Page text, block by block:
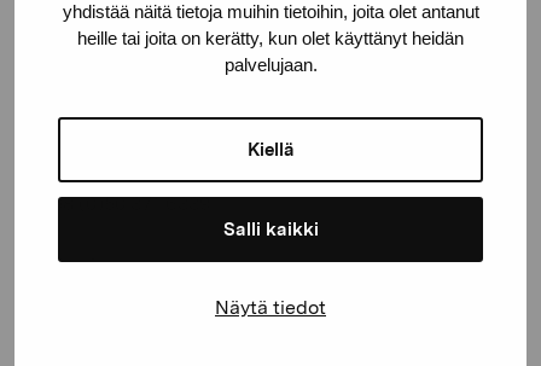
yhdistää näitä tietoja muihin tietoihin, joita olet antanut
heille tai joita on kerätty, kun olet käyttänyt heidän
palvelujaan.
Kiellä
Salli kaikki
Näytä tiedot
Pro Artibus Foundation
+358 (0)50 371 6339